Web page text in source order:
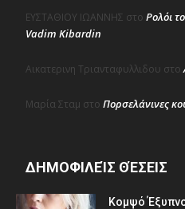
ΕΥΣΤΑΘΙΟΥ ΙΩΑΝΝΗΣ στο Ρολόι
Vadim Kibardin
Αικατερινη Τριανταφυλλιδου στο
Μαρία Σταμ στο Πορσελάνινες
ΔΗΜΟΦΙΛΕΊΣ ΘΈΣΕΙΣ
Κομψό